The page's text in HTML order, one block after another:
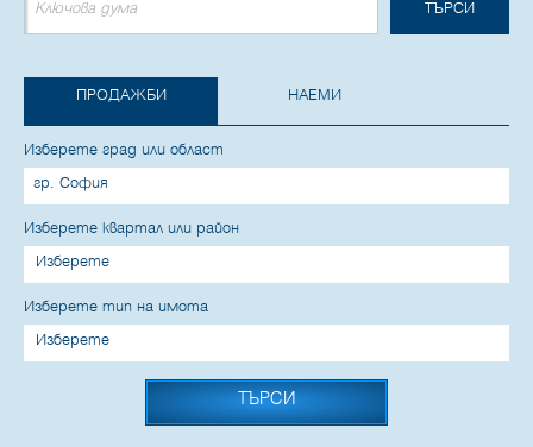
ПРОДАЖБИ НАЕМИ
Изберете град или област
Изберете квартал или район
Изберете
Изберете тип на имота
Изберете
ТЪРСИ